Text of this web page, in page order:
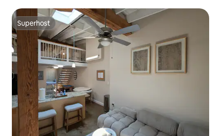
Superhost
Superhost